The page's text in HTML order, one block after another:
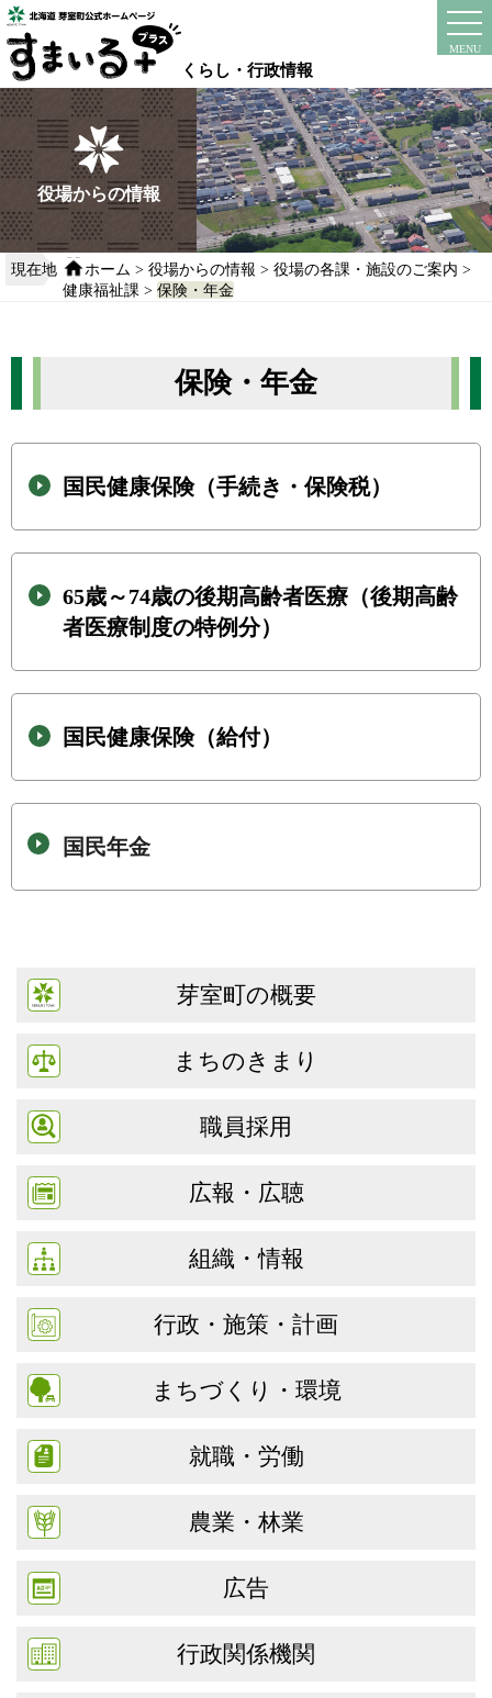
本
文
へ
移
動
る
くらし・行政情報
MENU
instagram
役場からの情報
現在地 ホーム >役場からの情報 >役場の各課・施設のご案内 >
健康福祉課 >保険・年金
保険・年金
国民健康保険（手続き・保険税）
65歳～74歳の後期高齢者医療（後期高齢
者医療制度の特例分）
国民健康保険（給付）
国民年金
芽室町の概要
まちのきまり
職員採用
広報・広聴
組織・情報
行政・施策・計画
まちづくり・環境
就職・労働
農業・林業
広告
行政関係機関